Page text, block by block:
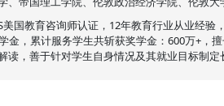
美国教育咨询师认证，12年教育行业从业经验
金，累计服务学生共斩获奖学金：600万+，
读，善于针对学生自身情况及其就业目标制定